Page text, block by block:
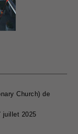
Church) de
juillet 2025